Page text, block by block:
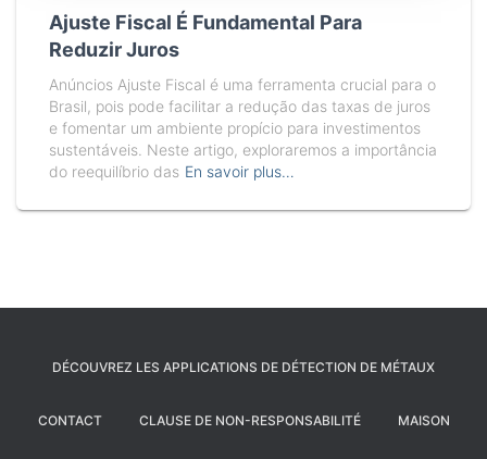
Ajuste Fiscal É Fundamental Para
Reduzir Juros
Anúncios Ajuste Fiscal é uma ferramenta crucial para o
Brasil, pois pode facilitar a redução das taxas de juros
e fomentar um ambiente propício para investimentos
sustentáveis. Neste artigo, exploraremos a importância
do reequilíbrio das En savoir plus…
DÉCOUVREZ LES APPLICATIONS DE DÉTECTION DE MÉTAUX
CONTACT CLAUSE DE NON-RESPONSABILITÉ MAISON